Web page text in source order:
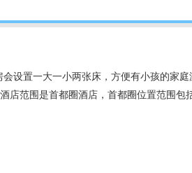
设置一大一小两张床，方便有小孩的家
店范围是首都圈酒店，首都圈位置范围包